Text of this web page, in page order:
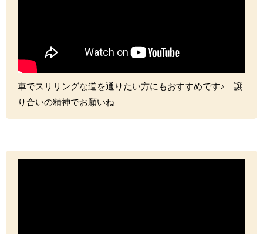
車でスリリングな道を通りたい方にもおすすめです♪ 譲
り合いの精神でお願いね